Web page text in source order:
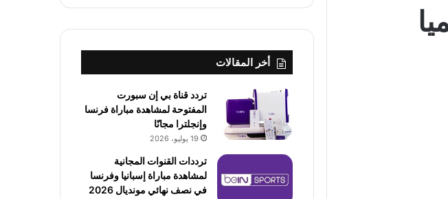
أخر المقالات
تردد قناة بي إن سبورت
المفتوحة لمشاهدة مباراة فرنسا
وإنجلترا مجانًا
19 يوليو، 2026
ترددات القنوات المجانية
لمشاهدة مباراة إسبانيا وفرنسا
في نصف نهائي مونديال 2026